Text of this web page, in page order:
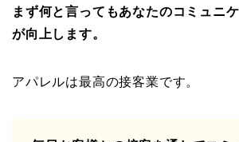
まず何と言ってもあなたのコミュニ
が向上します。
アパレルは最高の接客業です。